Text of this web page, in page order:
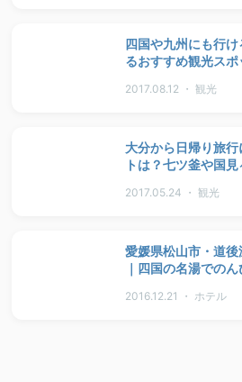
四国や九州にも行
るおすすめ観光スポ
2017.08.12 ・ 観光
大分から日帰り旅
トは？七ツ釜や国
2017.05.24 ・ 観光
愛媛県松山市・道
｜四国の名湯でのん
2016.12.21 ・ ホテル